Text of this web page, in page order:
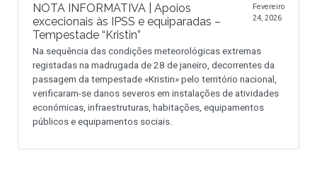
NOTA INFORMATIVA | Apoios
excecionais às IPSS e equiparadas –
Tempestade “Kristin”
Fevereiro
24, 2026
Na sequência das condições meteorológicas extremas
registadas na madrugada de 28 de janeiro, decorrentes da
passagem da tempestade «Kristin» pelo território nacional,
verificaram-se danos severos em instalações de atividades
económicas, infraestruturas, habitações, equipamentos
públicos e equipamentos sociais.